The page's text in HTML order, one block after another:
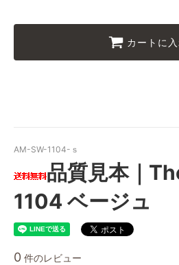
カートに
AM-SW-1104-ｓ
品質見本｜
1104 ベージュ
0 件のレビュー